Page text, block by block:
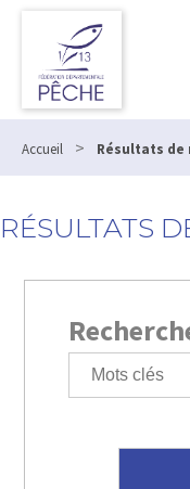
Accueil > Résultats de
RÉSULTATS